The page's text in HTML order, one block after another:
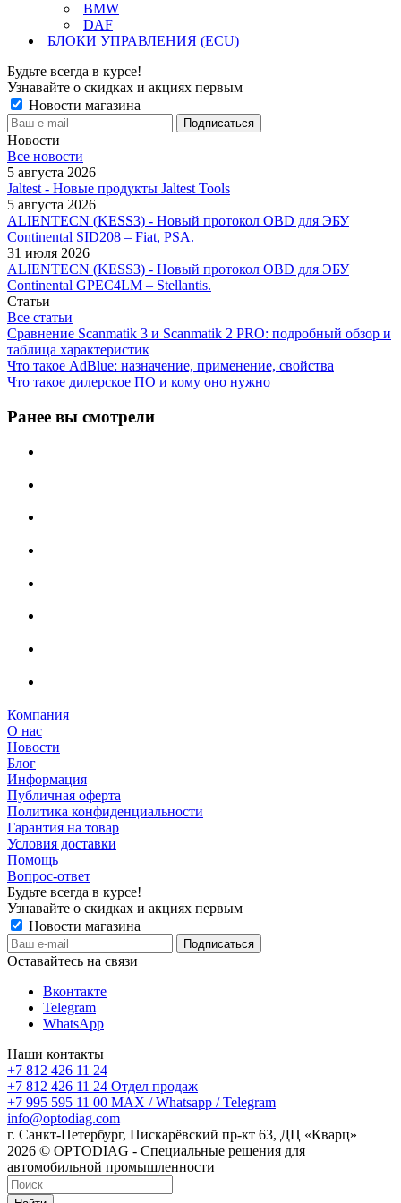
BMW
DAF
БЛОКИ УПРАВЛЕНИЯ (ECU)
Будьте всегда в курсе!
Узнавайте о скидках и акциях первым
Новости магазина
Новости
Все новости
5 августа 2026
Jaltest - Новые продукты Jaltest Tools
5 августа 2026
ALIENTECN (KESS3) - Новый протокол OBD для ЭБУ
Continental SID208 – Fiat, PSA.
31 июля 2026
ALIENTECN (KESS3) - Новый протокол OBD для ЭБУ
Continental GPEC4LM – Stellantis.
Статьи
Все статьи
Сравнение Scanmatik 3 и Scanmatik 2 PRO: подробный обзор и
таблица характеристик
Что такое AdBlue: назначение, применение, свойства
Что такое дилерское ПО и кому оно нужно
Ранее вы смотрели
Компания
О нас
Новости
Блог
Информация
Публичная оферта
Политика конфиденциальности
Гарантия на товар
Условия доставки
Помощь
Вопрос-ответ
Будьте всегда в курсе!
Узнавайте о скидках и акциях первым
Новости магазина
Оставайтесь на связи
Вконтакте
Telegram
WhatsApp
Наши контакты
+7 812 426 11 24
+7 812 426 11 24 Отдел продаж
+7 995 595 11 00 MAX / Whatsapp / Telegram
info@optodiag.com
г. Санкт-Петербург, Пискарёвский пр-кт 63, ДЦ «Кварц»
2026 © OPTODIAG - Специальные решения для
автомобильной промышленности